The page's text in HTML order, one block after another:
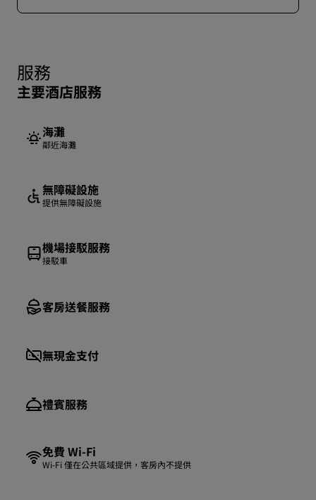
服務
主要酒店服務
海灘
鄰近海灘
無障礙設施
提供無障礙設施
機場接駁服務
接駁車
客房送餐服務
無現金支付
禮賓服務
免費 Wi-Fi
Wi-Fi 僅在公共區域提供，客房內不提供